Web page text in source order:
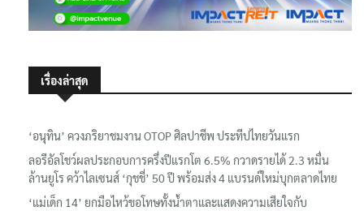
เรื่องล่าสุด
‘อนุทิน’ ควงภริยาชมงาน OTOP ศิลปาชีพ ประทีปไทยวันแรก
ลอรีอัลโชว์ผลประกอบการครึ่งปีแรกโต 6.5% กวาดรายได้ 2.3 หมื่น
ล้านยูโร คว้าไลเซนส์ ‘กุชชี่’ 50 ปี พร้อมส่ง 4 แบรนด์ใหม่บุกตลาดไทย
‘แม่เด็ก 14’ ยกมือไหว้ขอโทษทั้งน้ำตาและแสดงความเสียใจกับ